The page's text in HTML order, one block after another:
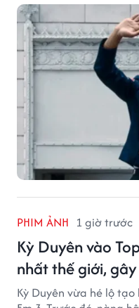
PHIM ẢNH 1 giờ trước
Kỳ Duyên vào
nhất thế giới,
Kỳ Duyên vừa hé lộ